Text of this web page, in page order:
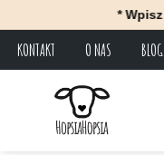
*
KONTAKT O NAS BLOG